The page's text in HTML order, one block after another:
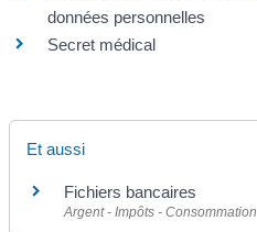
données personnelles
Secret médical
Et aussi
Fichiers bancaires
Argent - Impôts - Consommation